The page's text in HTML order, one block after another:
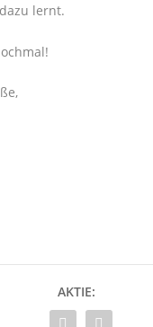
lernt.
AKTIE: